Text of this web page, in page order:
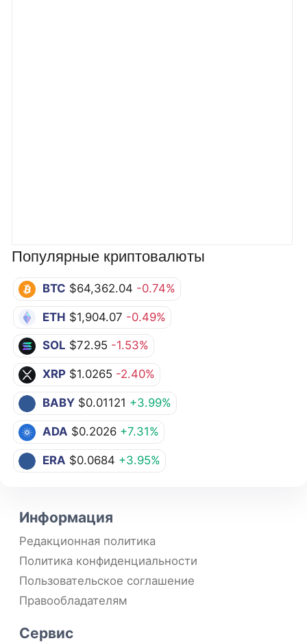
Популярные криптовалюты
BTC $64,362.04 -0.74%
ETH $1,904.07 -0.49%
SOL $72.95 -1.53%
XRP $1.0265 -2.40%
BABY $0.01121 +3.99%
ADA $0.2026 +7.31%
ERA $0.0684 +3.95%
Информация
Редакционная политика
Политика конфиденциальности
Пользовательское соглашение
Правообладателям
Сервис